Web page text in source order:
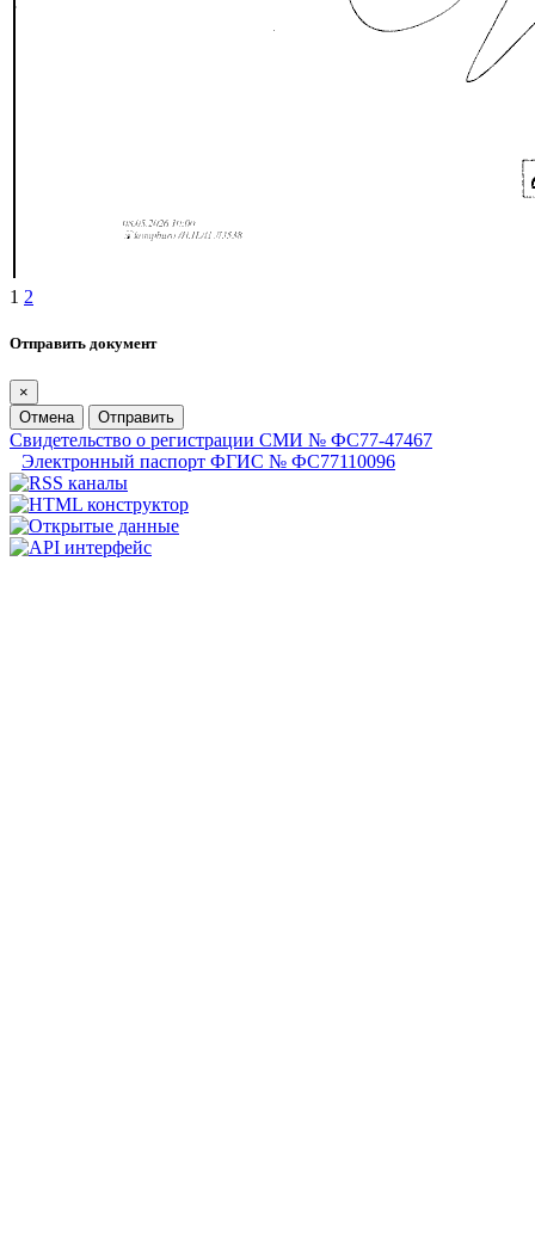
1 2
Отправить документ
×
Отмена
Отправить
Свидетельство о регистрации СМИ № ФС77-47467
Электронный паспорт ФГИС № ФС77110096